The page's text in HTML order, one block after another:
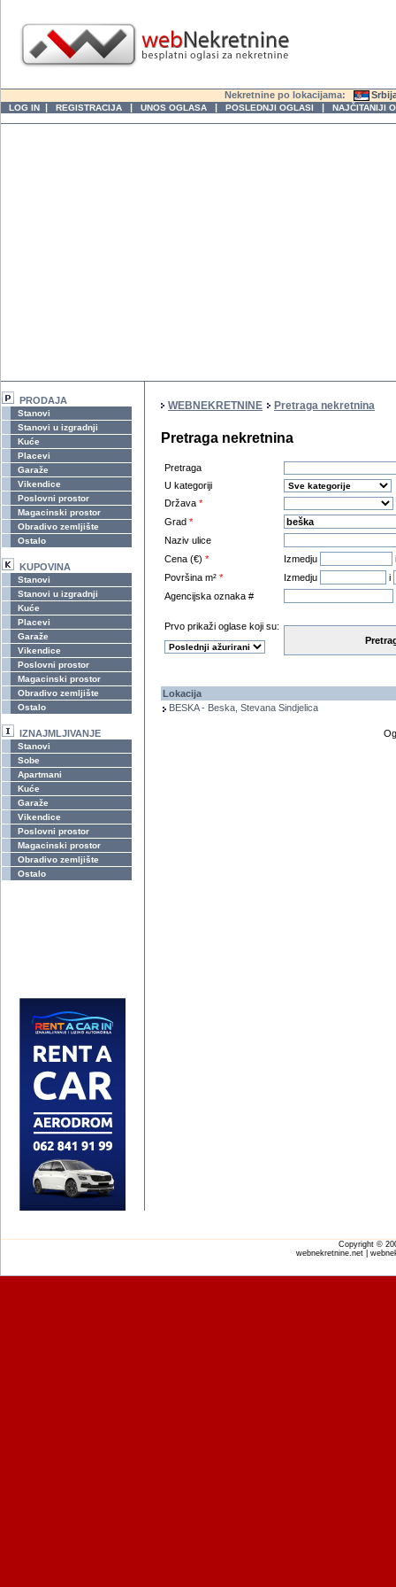
Nekretnine po lokacijama:
LOG IN | REGISTRACIJA | UNOS OGLASA | POSLEDNJI OGLASI | NAJČITANIJI
PRODAJA
Stanovi
Stanovi u izgradnji
Kuće
Placevi
Garaže
Vikendice
Poslovni prostor
Magacinski prostor
Obradivo zemljište
Ostalo
KUPOVINA
Stanovi
Stanovi u izgradnji
Kuće
Placevi
Garaže
Vikendice
Poslovni prostor
Magacinski prostor
Obradivo zemljište
Ostalo
IZNAJMLJIVANJE
Stanovi
Sobe
Apartmani
Kuće
Garaže
Vikendice
Poslovni prostor
Magacinski prostor
Obradivo zemljište
Ostalo
WEBNEKRETNINE Pretraga nekretnina
Pretraga nekretnina
Pretraga
U kategoriji
Država *
Grad *
Naziv ulice
Cena (€) * Izmedju
Površina m² * Izmedju
i
Agencijska oznaka #
Prvo prikaži oglase koji su:
Lokacija
BESKA - Beska, Stevana Sindjelica
Copyright ©
webnekretnine.net |